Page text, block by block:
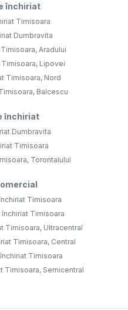
închiriat
Timisoara
Dumbravita
Aradului
Lipovei
Timisoara, Nord
Balcescu
închiriat
Dumbravita
Timisoara
Torontalului
Timisoara
Timisoara
Timisoara, Ultracentral
Timisoara, Central
Timisoara
Timisoara, Semicentral